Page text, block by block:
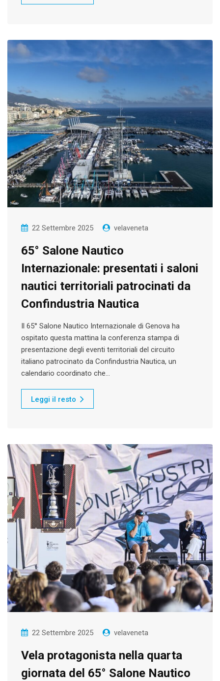
22 Settembre 2025 velaveneta
65° Salone Nautico
Internazionale: presentati i saloni
nautici territoriali patrocinati da
Confindustria Nautica
Il 65° Salone Nautico Internazionale di Genova ha
ospitato questa mattina la conferenza stampa di
presentazione degli eventi territoriali del circuito
italiano patrocinato da Confindustria Nautica, un
calendario coordinato che…
Leggi il resto
22 Settembre 2025 velaveneta
Vela protagonista nella quarta
giornata del 65° Salone Nautico